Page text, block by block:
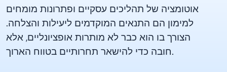
אוטומציה של תהליכים עסקיים ופתרונות מומחים
למימון הם התנאים המוקדמים ליעילות והצלחה.
הצורך בו הוא כבר לא מותרות אופציונליים, אלא
חובה כדי להישאר תחרותיים בטווח הארוך.